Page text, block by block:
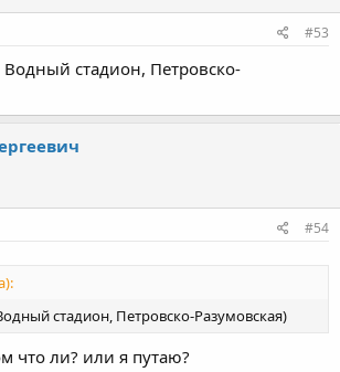
#53
стадион, Петровско-
#54
стадион, Петровско-Разумовская)
что ли? или я путаю?